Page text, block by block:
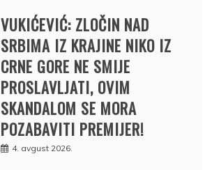
VUKIĆEVIĆ: ZLOČIN NAD
SRBIMA IZ KRAJINE NIKO IZ
CRNE GORE NE SMIJE
PROSLAVLJATI, OVIM
SKANDALOM SE MORA
POZABAVITI PREMIJER!
4. avgust 2026.